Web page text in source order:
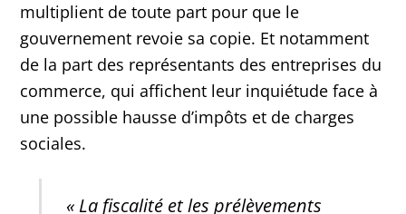
multiplient de toute part pour que le
gouvernement revoie sa copie. Et notamment
de la part des représentants des entreprises du
commerce, qui affichent leur inquiétude face à
une possible hausse d’impôts et de charges
sociales.
« La fiscalité et les prélèvements